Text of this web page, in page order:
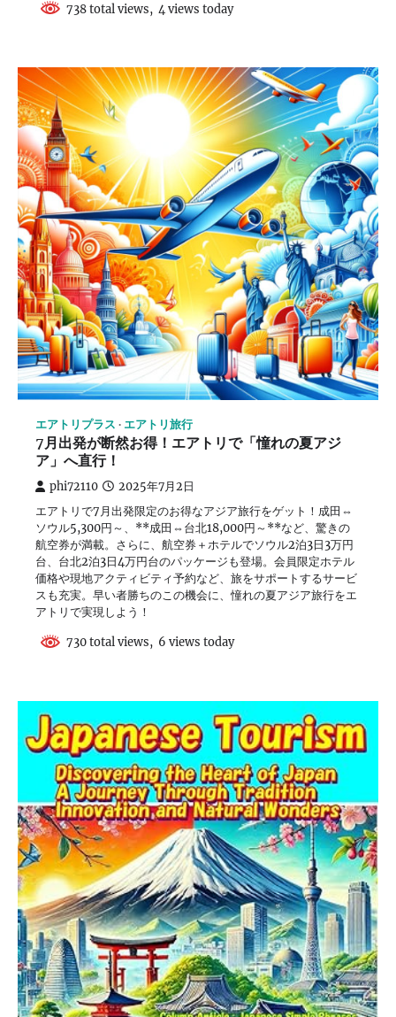
738 total views, 4 views today
エアトリプラス エアトリ旅行
7月出発が断然お得！エアトリで「憧れの夏アジ
ア」へ直行！
phi72110 2025年7月2日
エアトリで7月出発限定のお得なアジア旅行をゲット！成田⇔
ソウル5,300円～、**成田⇔台北18,000円～**など、驚きの
航空券が満載。さらに、航空券＋ホテルでソウル2泊3日3万円
台、台北2泊3日4万円台のパッケージも登場。会員限定ホテル
価格や現地アクティビティ予約など、旅をサポートするサービ
スも充実。早い者勝ちのこの機会に、憧れの夏アジア旅行をエ
アトリで実現しよう！
730 total views, 6 views today